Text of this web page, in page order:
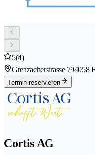
5(4)
Grenzacherstrasse 794058
Termin reservieren
Cortis AG